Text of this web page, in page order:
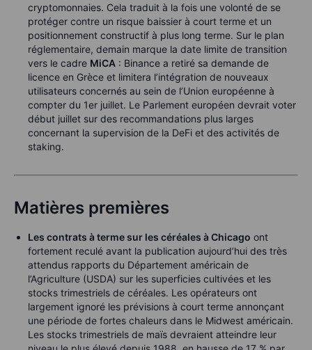
cryptomonnaies. Cela traduit à la fois une volonté de se
protéger contre un risque baissier à court terme et un
positionnement constructif à plus long terme. Sur le plan
réglementaire, demain marque la date limite de transition
vers le cadre MiCA : Binance a retiré sa demande de
licence en Grèce et limitera l’intégration de nouveaux
utilisateurs concernés au sein de l’Union européenne à
compter du 1er juillet. Le Parlement européen devrait voter
début juillet sur des recommandations plus larges
concernant la supervision de la DeFi et des activités de
staking.
Matières premières
Les contrats à terme sur les céréales à Chicago ont
fortement reculé avant la publication aujourd’hui des très
attendus rapports du Département américain de
l’Agriculture (USDA) sur les superficies cultivées et les
stocks trimestriels de céréales. Les opérateurs ont
largement ignoré les prévisions à court terme annonçant
une période de fortes chaleurs dans le Midwest américain.
Les stocks trimestriels de maïs devraient atteindre leur